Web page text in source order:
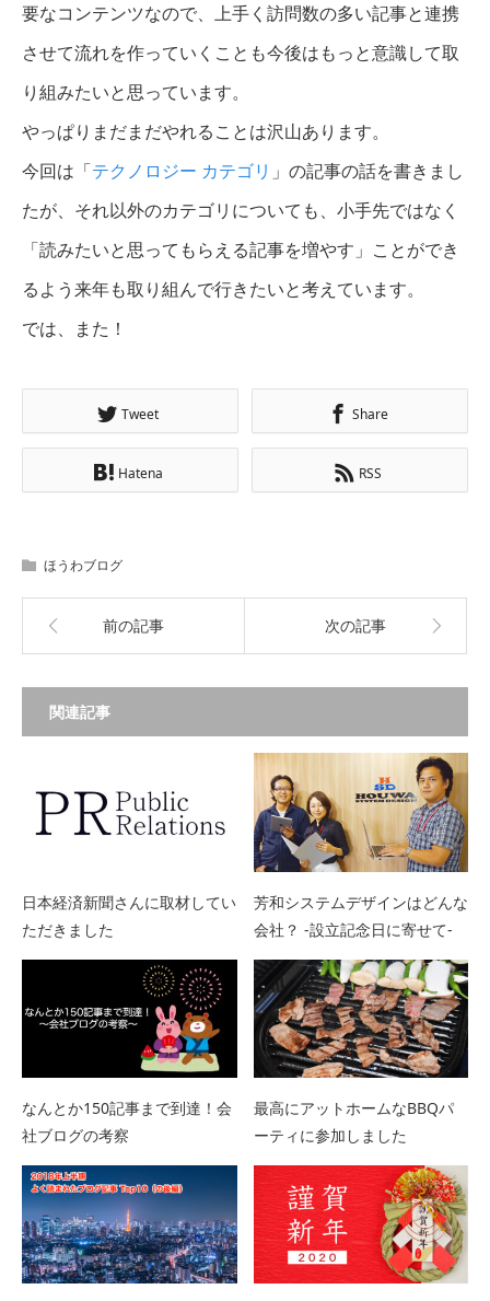
要なコンテンツなので、上手く訪問数の多い記事と連携
させて流れを作っていくことも今後はもっと意識して取
り組みたいと思っています。
やっぱりまだまだやれることは沢山あります。
今回は「テクノロジー カテゴリ 」の記事の話を書きまし
たが、それ以外のカテゴリについても、小手先ではなく
「読みたいと思ってもらえる記事を増やす」ことができ
るよう来年も取り組んで行きたいと考えています。
では、また！
Tweet Share
Hatena RSS
ほうわブログ
前の記事 次の記事
関連記事
日本経済新聞さんに取材してい
ただきました
芳和システムデザインはどんな
会社？ -設立記念日に寄せて-
なんとか150記事まで到達！会
社ブログの考察
最高にアットホームなBBQパ
ーティに参加しました